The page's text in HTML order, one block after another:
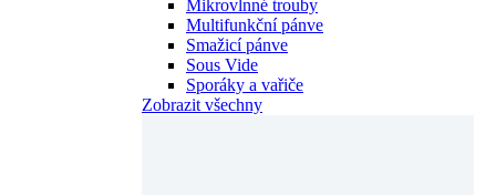
Mikrovlnné trouby
Multifunkční pánve
Smažicí pánve
Sous Vide
Sporáky a vařiče
Zobrazit všechny